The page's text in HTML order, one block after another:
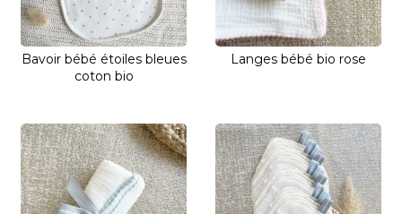
Bavoir bébé étoiles bleues
coton bio
Langes bébé bio rose